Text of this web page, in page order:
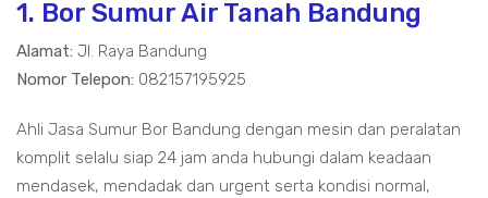
1. Bor Sumur Air Tanah Bandung
Alamat: Jl. Raya Bandung
Nomor Telepon: 082157195925
Ahli Jasa Sumur Bor Bandung dengan mesin dan peralatan
komplit selalu siap 24 jam anda hubungi dalam keadaan
mendasek, mendadak dan urgent serta kondisi normal,